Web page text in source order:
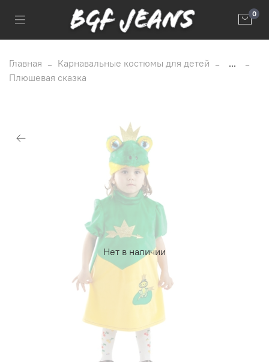
0
Главная Карнавальные костюмы для детей
...
Плюшевая сказка
Нет в наличии